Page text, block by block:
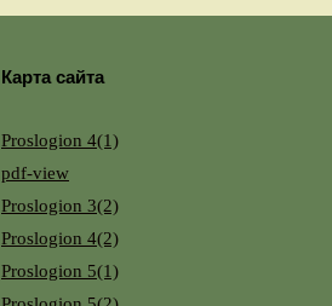
Карта сайта
Proslogion 4(1)
pdf-view
Proslogion 3(2)
Proslogion 4(2)
Proslogion 5(1)